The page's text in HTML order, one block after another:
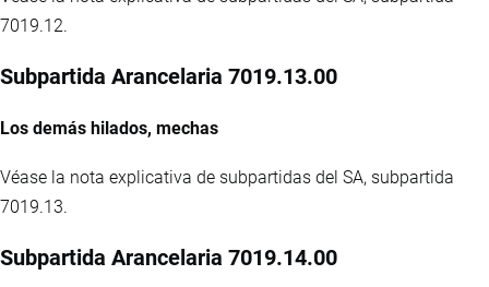
7019.12.
Subpartida Arancelaria 7019.13.00
Los demás hilados, mechas
Véase la nota explicativa de subpartidas del SA, subpartida
7019.13.
Subpartida Arancelaria 7019.14.00